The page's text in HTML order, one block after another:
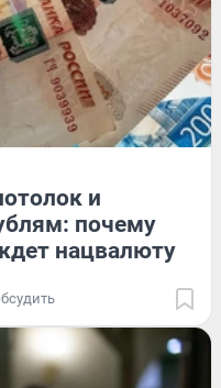
и
почему
нацвалюту